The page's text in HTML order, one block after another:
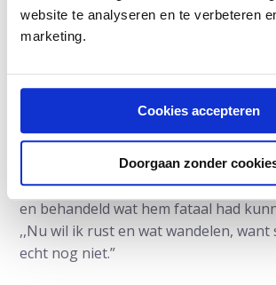
website te analyseren en te verbeteren
marketing.
Cookies accepteren
Doorgaan zonder
berust op een basale en weinig
betekent dat er veel tumoren worden
met een aanpak die allerminst
Met de fusie-biopsie wordt
patiëntvriendelijk ingezet om snel en
het juiste behandeladvies te komen.”
Jaap Bouwmeester is opgelucht.
en behandeld wat hem fataal had
,,Nu wil ik rust en wat wandelen,
echt nog niet.”